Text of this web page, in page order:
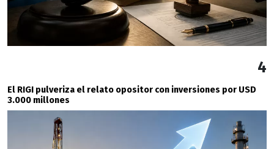
4
El RIGI pulveriza el relato opositor con inversiones por USD
3.000 millones